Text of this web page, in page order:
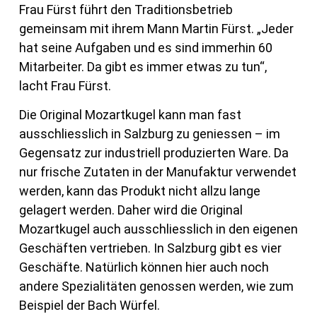
Frau Fürst führt den Traditionsbetrieb
gemeinsam mit ihrem Mann Martin Fürst. „Jeder
hat seine Aufgaben und es sind immerhin 60
Mitarbeiter. Da gibt es immer etwas zu tun“,
lacht Frau Fürst.
Die Original Mozartkugel kann man fast
ausschliesslich in Salzburg zu geniessen – im
Gegensatz zur industriell produzierten Ware. Da
nur frische Zutaten in der Manufaktur verwendet
werden, kann das Produkt nicht allzu lange
gelagert werden. Daher wird die Original
Mozartkugel auch ausschliesslich in den eigenen
Geschäften vertrieben. In Salzburg gibt es vier
Geschäfte. Natürlich können hier auch noch
andere Spezialitäten genossen werden, wie zum
Beispiel der Bach Würfel.